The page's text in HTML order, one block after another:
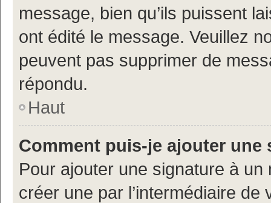
message, bien qu’ils puissent
ont édité le message. Veuillez
peuvent pas supprimer de
répondu.
Haut
Comment puis-je ajouter une
Pour ajouter une signature à
créer une par l’intermédiaire